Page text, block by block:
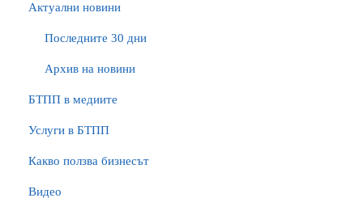
Актуални новини
Последните 30 дни
Архив на новини
БTПП в медиите
Услуги в БТПП
Какво ползва бизнесът
Видео